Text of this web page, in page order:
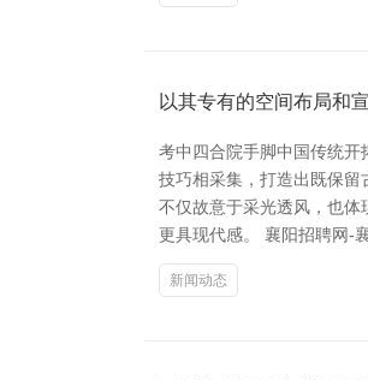
以其专有的空间布局和
考中四合院手脚中国传统
技巧相采集，打造出既保留
不仅故意于采光透风，也
更具现代感。 襄阳招聘网-
新闻动态